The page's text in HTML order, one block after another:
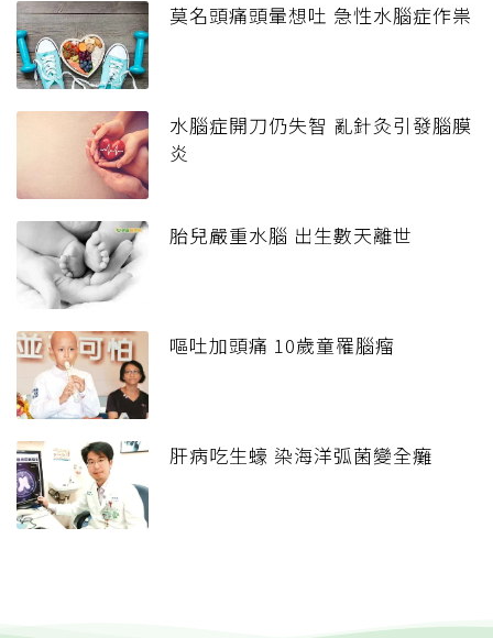
莫名頭痛頭暈想吐 急性水腦症作祟
水腦症開刀仍失智 亂針灸引發腦膜
炎
胎兒嚴重水腦 出生數天離世
嘔吐加頭痛 10歲童罹腦瘤
肝病吃生蠔 染海洋弧菌變全癱